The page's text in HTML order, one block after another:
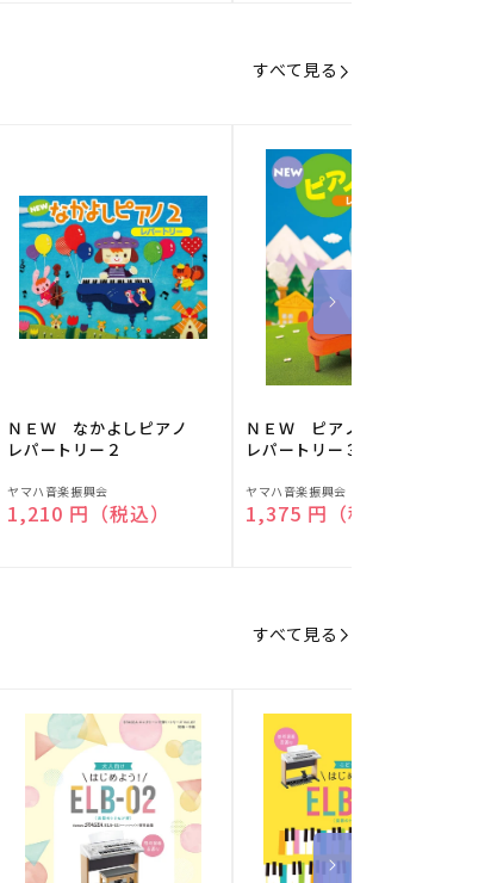
すべて見る
ＮＥＷ なかよしピアノ
レパートリー２
販
売
ヤマハ音楽振興会
通常価格
1,210 円（税込）
ＮＥＷ ピアノスタディ
レパートリー３
販
売
ヤマハ音楽振興会
通常価格
1,375 円（税込）
すべて見る